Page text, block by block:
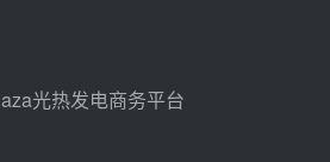
采购
08-05 17:20
光热发电商务平台